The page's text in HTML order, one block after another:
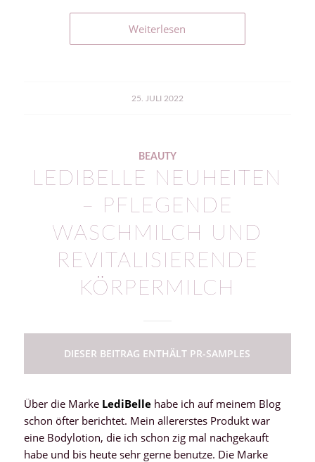
Weiterlesen
25. JULI 2022
BEAUTY
LEDIBELLE NEUHEITEN
– PFLEGENDE
WASCHMILCH UND
REVITALISIERENDE
KÖRPERMILCH
DIESER BEITRAG ENTHÄLT PR-SAMPLES
Über die MarkeLediBellehabe ich auf meinem Blog
schon öfter berichtet. Mein allererstes Produkt war
eine Bodylotion, die ich schon zig mal nachgekauft
habe und bis heute sehr gerne benutze. Die Marke